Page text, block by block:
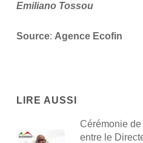
Emiliano Tossou
Source: Agence Ecofin
LIRE AUSSI
Cérémonie
entre le